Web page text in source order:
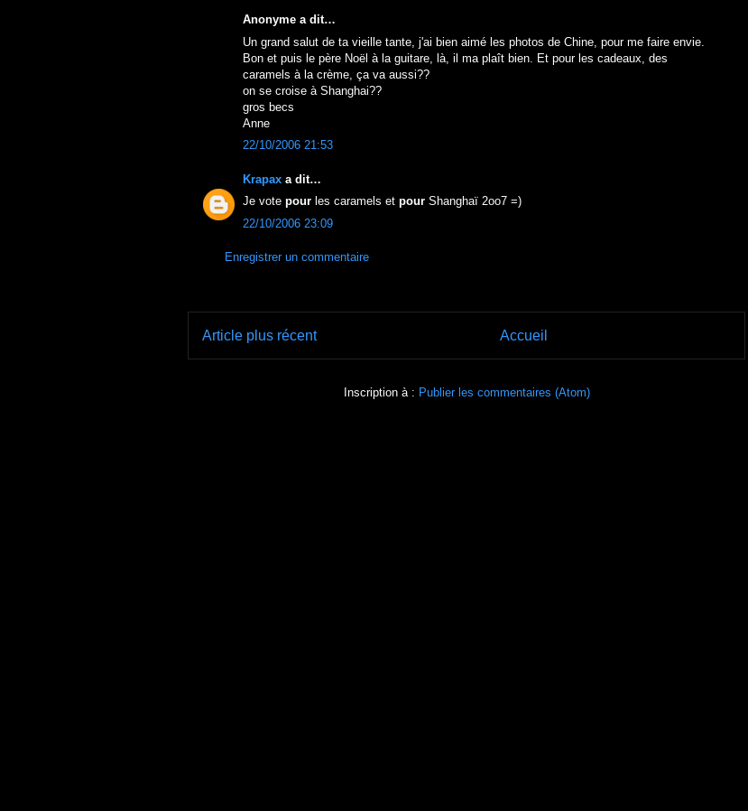
Anonyme a dit…
Un grand salut de ta vieille tante, j'ai bien aimé les photos de Chine, pour me faire envie.
Bon et puis le père Noël à la guitare, là, il ma plaît bien. Et pour les cadeaux, des
caramels à la crème, ça va aussi??
on se croise à Shanghai??
gros becs
Anne
22/10/2006 21:53
Krapax a dit…
Je vote pour les caramels et pour Shanghaï 2oo7 =)
22/10/2006 23:09
Enregistrer un commentaire
Article plus récent Accueil
Inscription à : Publier les commentaires (Atom)